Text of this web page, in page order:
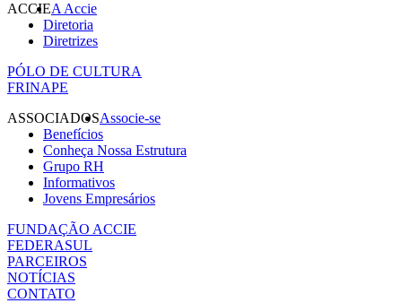
ACCIEA Accie
Diretoria
Diretrizes
PÓLO DE CULTURA
FRINAPE
ASSOCIADOSAssocie-se
Benefícios
Conheça Nossa Estrutura
Grupo RH
Informativos
Jovens Empresários
FUNDAÇÃO ACCIE
FEDERASUL
PARCEIROS
NOTÍCIAS
CONTATO